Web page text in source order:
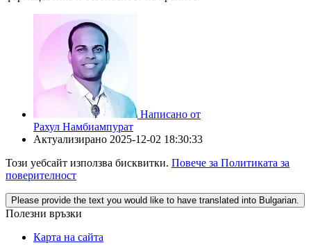
Написано от
Рахул Намбиампурат
Актуализирано 2025-12-02 18:30:33
Този уебсайт използва бисквитки. Повече за Политиката за
поверителност
Please provide the text you would like to have translated into Bulgarian.
Полезни връзки
Карта на сайта